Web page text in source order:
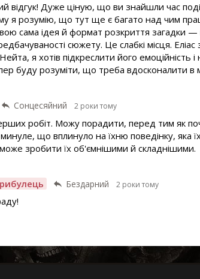
відгук! Дуже ціную, що ви знайшли час
я розумію, що тут ще є багато над чим
сама ідея й формат розкриття загадки
сюжету. Це слабкі місця.
я хотів підкреслити його емоційність і
буду розуміти, що треба вдосконалити в
Сонцесяйний 2 роки тому
робіт. Можу порадити, перед тим як
що вплинуло на їхню поведінку, яка
зробити їх об'ємнішими й складнішими.
Бездарний 2 роки тому